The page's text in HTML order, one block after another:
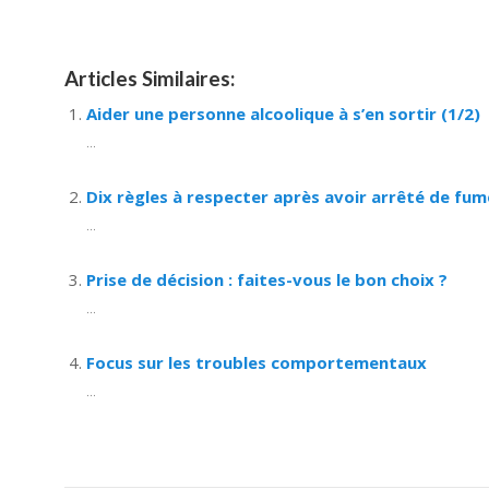
Articles Similaires:
Aider une personne alcoolique à s’en sortir (1/2)
...
Dix règles à respecter après avoir arrêté de
...
Prise de décision : faites-vous le bon choix ?
...
Focus sur les troubles comportementaux
...